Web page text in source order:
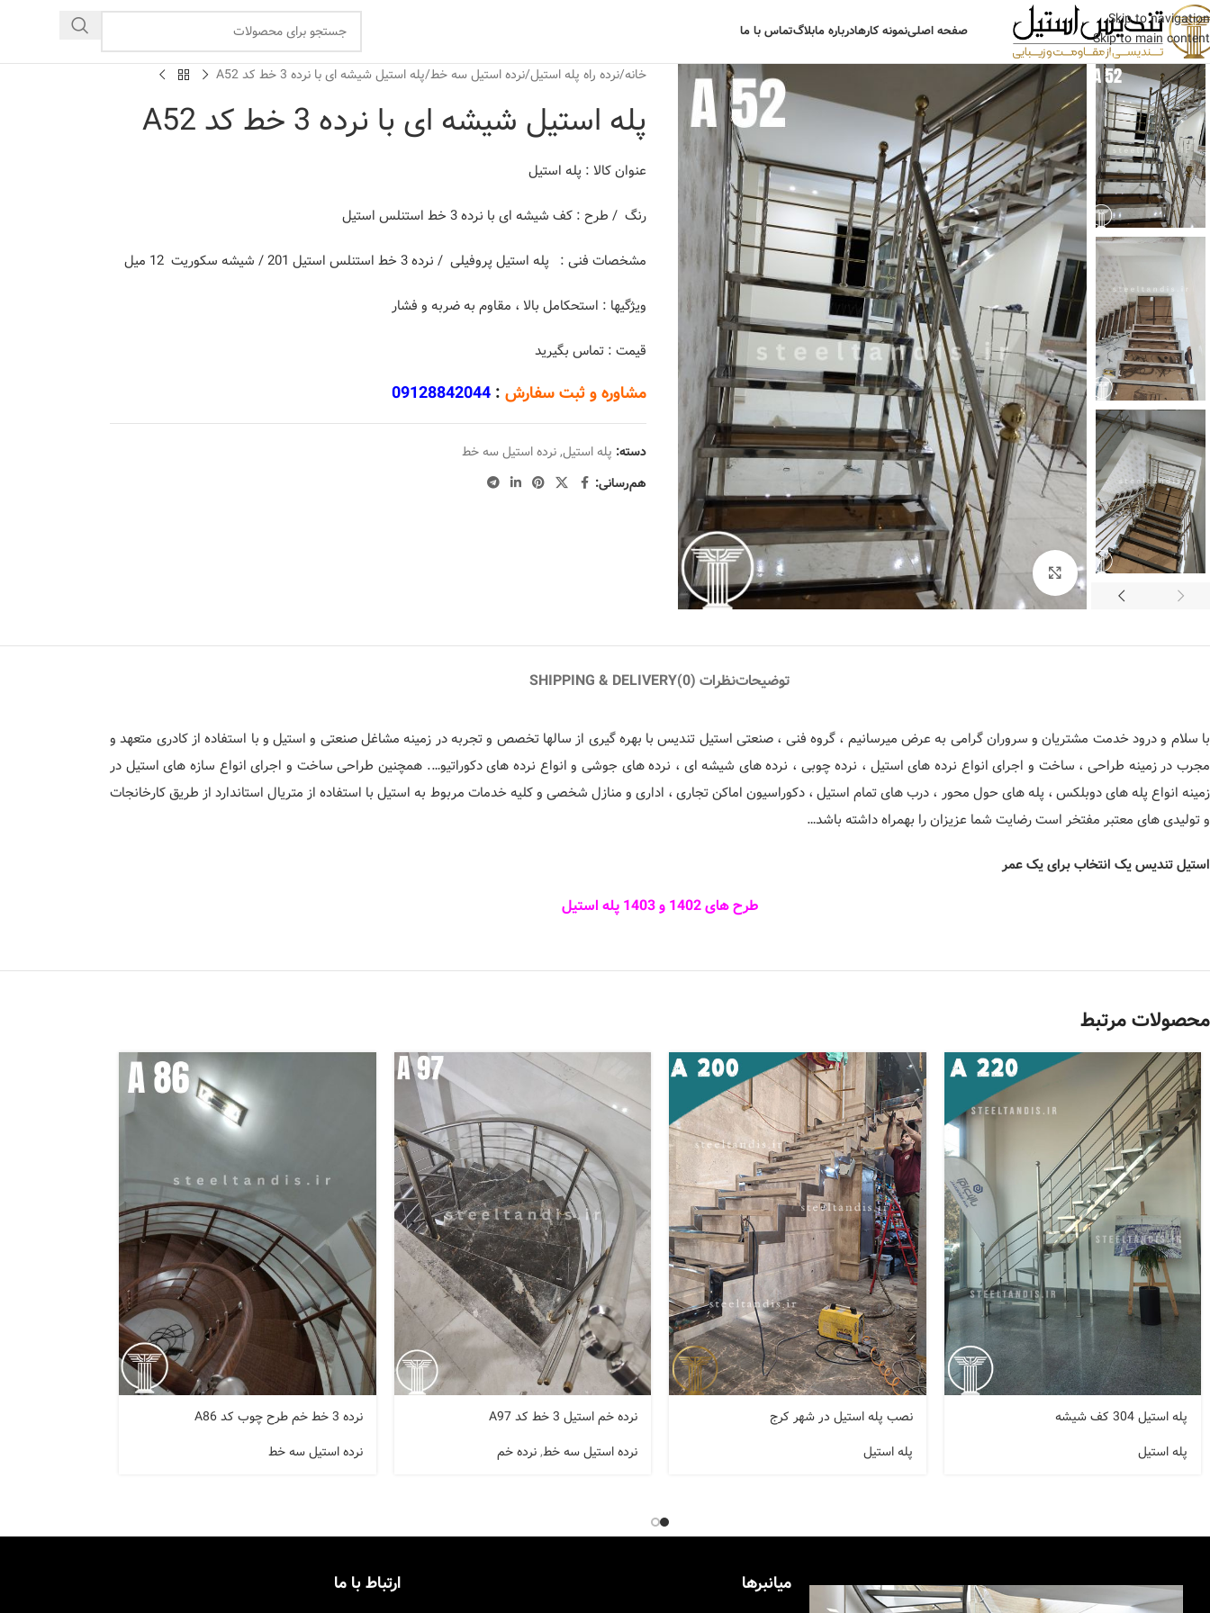
Skip to navigation
Skip to main content
صفحه اصلینمونه کارهادرباره مابلاگتماس با ما
برای بزرگنمایی کلیک کنید
خانه نرده راه پله استیل نرده استیل سه خط پله استیل شیشه ای با نرده 3 خط کد A52
پله استیل شیشه ای با نرده 3 خط کد A52
عنوان کالا : پله استیل
رنگ / طرح : کف شیشه ای با نرده 3 خط استنلس استیل
مشخصات فنی : پله استیل پروفیلی / نرده 3 خط استنلس استیل 201 / شیشه سکوریت 12 میل
ویژگیها : استحکامل بالا ، مقاوم به ضربه و فشار
قیمت : تماس بگیرید
مشاوره و ثبت سفارش:
09128842044
دسته: پله استیل,نرده استیل سه خط
هم‌رسانی:
توضیحاتنظرات (0) SHIPPING & DELIVERY
با سلام و درود خدمت مشتریان و سروران گرامی به عرض میرسانیم ، گروه فنی ، صنعتی استیل تندیس با بهره گیری از سالها تخصص و تجربه در زمینه مشاغل صنعتی و استیل و با استفاده از کادری متعهد و
مجرب در زمینه طراحی ، ساخت و اجرای انواع نرده های استیل ، نرده چوبی ، نرده های شیشه ای ، نرده های جوشی و انواع نرده های دکوراتیو…. همچنین طراحی ساخت و اجرای انواع سازه های استیل در
زمینه انواع پله های دوبلکس ، پله های حول محور ، درب های تمام استیل ، دکوراسیون اماکن تجاری ، اداری و منازل شخصی و کلیه خدمات مربوط به استیل با استفاده از متریال استاندارد از طریق کارخانجات
و تولیدی های معتبر مفتخر است رضایت شما عزیزان را بهمراه داشته باشد…
استیل تندیس یک انتخاب برای یک عمر
طرح های 1402 و 1403 پله استیل
محصولات مرتبط
پله استیل 304 کف شیشه
پله استیل
نصب پله استیل در شهر کرج
پله استیل
نرده خم استیل 3 خط کد A97
نرده استیل سه خط,نرده خم
نرده 3 خط خم طرح چوب کد A86
نرده استیل سه خط
میانبرها ارتباط با ما